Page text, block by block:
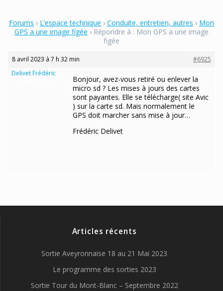
Forums › L’espace technique › Conduite, entretien, autres › Mon
GPS a une image figée › Répondre à : Mon GPS a une image
figée
8 avril 2023 à 7 h 32 min
#6925
Delivet Frédéric
Bonjour, avez-vous retiré ou enlever la
micro sd ? Les mises à jours des cartes
sont payantes. Elle se télécharge( site Avic
) sur la carte sd. Mais normalement le
GPS doit marcher sans mise à jour…
Frédéric Delivet
Articles récents
Sortie Aveyronnaise 18 au 21 Mai 2023
Le programme des sorties 2023
Sortie Tour du Mont-Blanc – Septembre 2022